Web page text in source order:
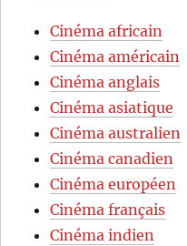
Cinéma africain
Cinéma américain
Cinéma anglais
Cinéma asiatique
Cinéma australien
Cinéma canadien
Cinéma européen
Cinéma français
Cinéma indien